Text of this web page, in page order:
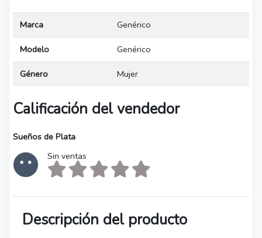
Marca Genérico
Modelo Genérico
Género Mujer
Calificación del vendedor
Sueños de Plata
Sin ventas
Descripción del producto